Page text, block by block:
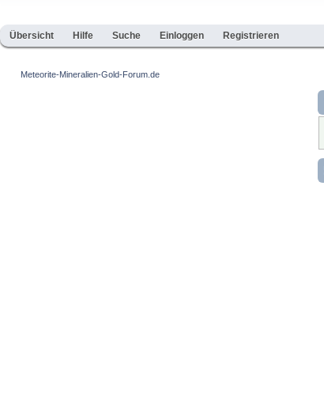
Übersicht Hilfe Suche Einloggen Registrieren
Meteorite-Mineralien-Gold-Forum.de